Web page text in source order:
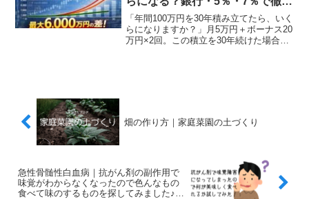
比較
「年間100万円を30年積み立てたら、いく
らになりますか？」月5万円＋ボーナス20
万円×2回。この積立を30年続けた場合
畑の作り方｜家庭菜園の土づくり
急性骨髄性白血病｜抗がん剤の副作用で
味覚がわからなくなったので色んなもの
食べて味のするものを探してみました♪(